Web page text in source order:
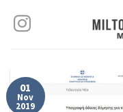
01
Nov
2019